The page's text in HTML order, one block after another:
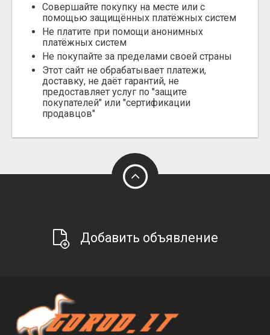
Совершайте покупку на месте или с
помощью защищённых платёжных систем
Не платите при помощи анонимных
платёжных систем
Не покупайте за пределами своей страны
Этот сайт не обрабатывает платежи,
доставку, не даёт гарантий, не
предоставляет услуг по "защите
покупателей" или "сертификации
продавцов"
Добавить объявление